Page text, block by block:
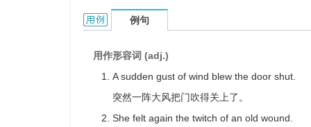
a gust of的用法和样例：
例句
用作形容词 (adj.)
A sudden gust of wind blew the door shut.
突然一阵大风把门吹得关上了。
She felt again the twitch of an old wound.